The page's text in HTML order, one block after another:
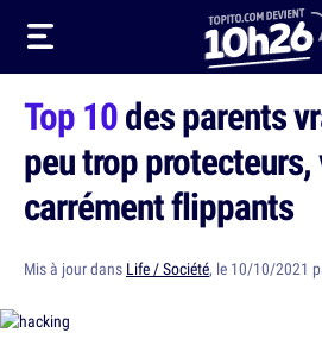
Top 10des parents
peu trop
carrément flippants
Mis à jour dans Life / Société, le 10/10/2021